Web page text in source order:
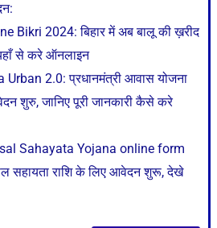
Bikri 2024: बिहार में अब बालू की ख़रीद
से करे ऑनलाइन
2.0: प्रधानमंत्री आवास योजना
शुरु, जानिए पूरी जानकारी कैसे करे
Sahayata Yojana online form
सहायता राशि के लिए आवेदन शुरू, देखे